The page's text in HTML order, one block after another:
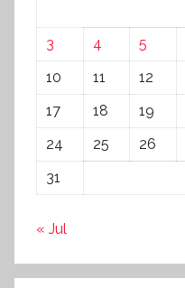
3
4 5
10
11 12
17
18 19
24
25 26
31
« Jul